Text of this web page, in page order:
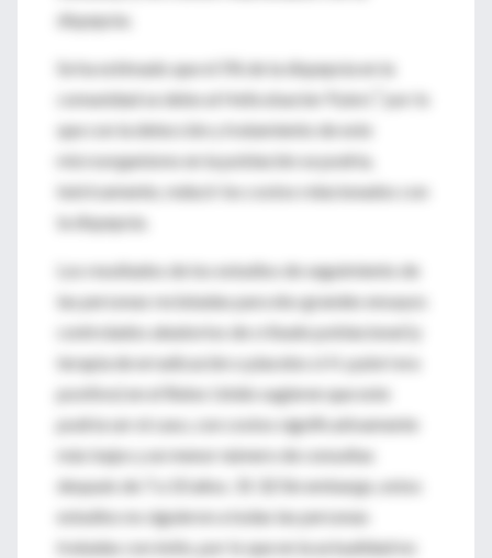
dispepsia.
Se ha estimado que el 5% de la dispepsia en la
comunidad se debe al Helicobacter Pylori,
por lo
que con la detección y tratamiento de este
microorganismo en la población se podría,
teóricamente, reducir los costos relacionados con
la dispepsia.
Los resultados de los estudios de seguimiento de
las personas reclutadas para dos grandes ensayos
controlados aleatorios de cribado poblacional (y
terapia de erradicación o placebo si H. pylori era
positivo) en el Reino Unido sugieren que este
podría ser el caso, con costos significativamente
más bajos y un menor número de consultas
después de 7 a 10 años. 31 32 Sin embargo, estos
estudios no siguieron a todas las personas
tratadas con éxito, por lo que en la actualidad no